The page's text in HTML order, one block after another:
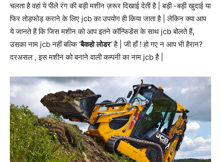
चलता है वहां ये पीले रंग की बड़ी मशीन ज़रूर दिखाई देती है | बड़ी -बड़ी खुदाई या
फिर तोड़फोड़ कराने के लिए jcb का उपयोग ही किया जाता है | लेकिन क्या आप
ये जानते हैं कि जिस मशीन को आप इतने कॉन्फिडेंस के साथ jcb बोलते हैं,
उसका नाम jcb नहीं बल्कि ‘बैकहो लोडर‘ है | जी हाँ ! हो गए न आप भी हैरान?
दरअसल , इस मशीन को बनाने वाली कम्पनी का नाम jcb है |